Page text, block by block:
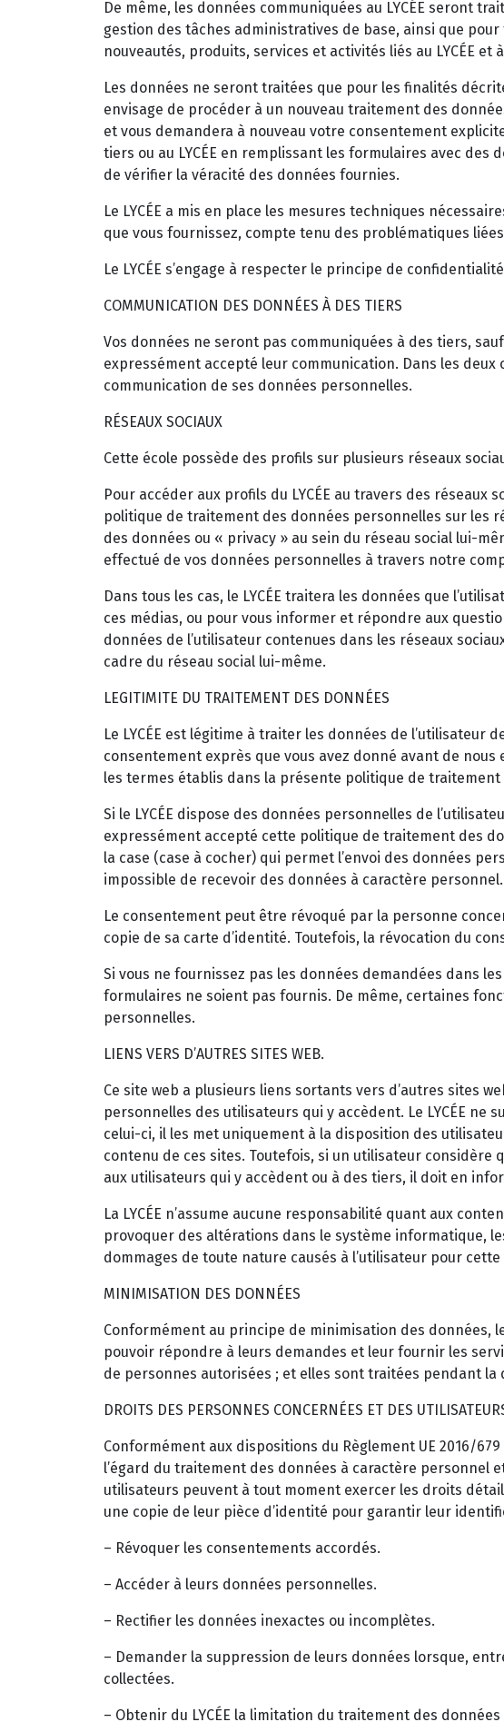
De même, les données communiquées au LYCÉE seront
gestion des tâches administratives de base, ainsi que
nouveautés, produits, services et activités liés au LYCÉE et
Les données ne seront traitées que pour les finalités
envisage de procéder à un nouveau traitement des
et vous demandera à nouveau votre consentement
tiers ou au LYCÉE en remplissant les formulaires avec des
de vérifier la véracité des données fournies.
Le LYCÉE a mis en place les mesures techniques
que vous fournissez, compte tenu des problématiques
Le LYCÉE s’engage à respecter le principe de
COMMUNICATION DES DONNÉES À DES TIERS
Vos données ne seront pas communiquées à des tiers,
expressément accepté leur communication. Dans les
communication de ses données personnelles.
RÉSEAUX SOCIAUX
Cette école possède des profils sur plusieurs réseaux
Pour accéder aux profils du LYCÉE au travers des
politique de traitement des données personnelles sur les
des données ou « privacy » au sein du réseau social lui-
effectué de vos données personnelles à travers notre
Dans tous les cas, le LYCÉE traitera les données que
ces médias, ou pour vous informer et répondre aux
données de l’utilisateur contenues dans les réseaux
cadre du réseau social lui-même.
LEGITIMITE DU TRAITEMENT DES DONNÉES
Le LYCÉE est légitime à traiter les données de
consentement exprès que vous avez donné avant de
les termes établis dans la présente politique de traitement
Si le LYCÉE dispose des données personnelles de
expressément accepté cette politique de traitement des
la case (case à cocher) qui permet l’envoi des données
impossible de recevoir des données à caractère personnel.
Le consentement peut être révoqué par la personne
copie de sa carte d’identité. Toutefois, la révocation du
Si vous ne fournissez pas les données demandées dans
formulaires ne soient pas fournis. De même, certaines
personnelles.
LIENS VERS D’AUTRES SITES WEB.
Ce site web a plusieurs liens sortants vers d’autres sites
personnelles des utilisateurs qui y accèdent. Le LYCÉE
celui-ci, il les met uniquement à la disposition des
contenu de ces sites. Toutefois, si un utilisateur
aux utilisateurs qui y accèdent ou à des tiers, il doit en
La LYCÉE n’assume aucune responsabilité quant aux
provoquer des altérations dans le système informatique,
dommages de toute nature causés à l’utilisateur pour cette
MINIMISATION DES DONNÉES
Conformément au principe de minimisation des données,
pouvoir répondre à leurs demandes et leur fournir les
de personnes autorisées ; et elles sont traitées pendant
DROITS DES PERSONNES CONCERNÉES ET DES
Conformément aux dispositions du Règlement UE 2016/
l’égard du traitement des données à caractère personnel
utilisateurs peuvent à tout moment exercer les droits
une copie de leur pièce d’identité pour garantir leur
– Révoquer les consentements accordés.
– Accéder à leurs données personnelles.
– Rectifier les données inexactes ou incomplètes.
– Demander la suppression de leurs données lorsque,
collectées.
– Obtenir du LYCÉE la limitation du traitement des